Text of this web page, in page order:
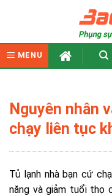
MENU
Nguyên nhân
chạy liên tục
Tủ lạnh nhà bạn cứ
năng và giảm tuổi thọ